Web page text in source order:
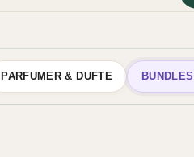
PARFUMER & DUFTE